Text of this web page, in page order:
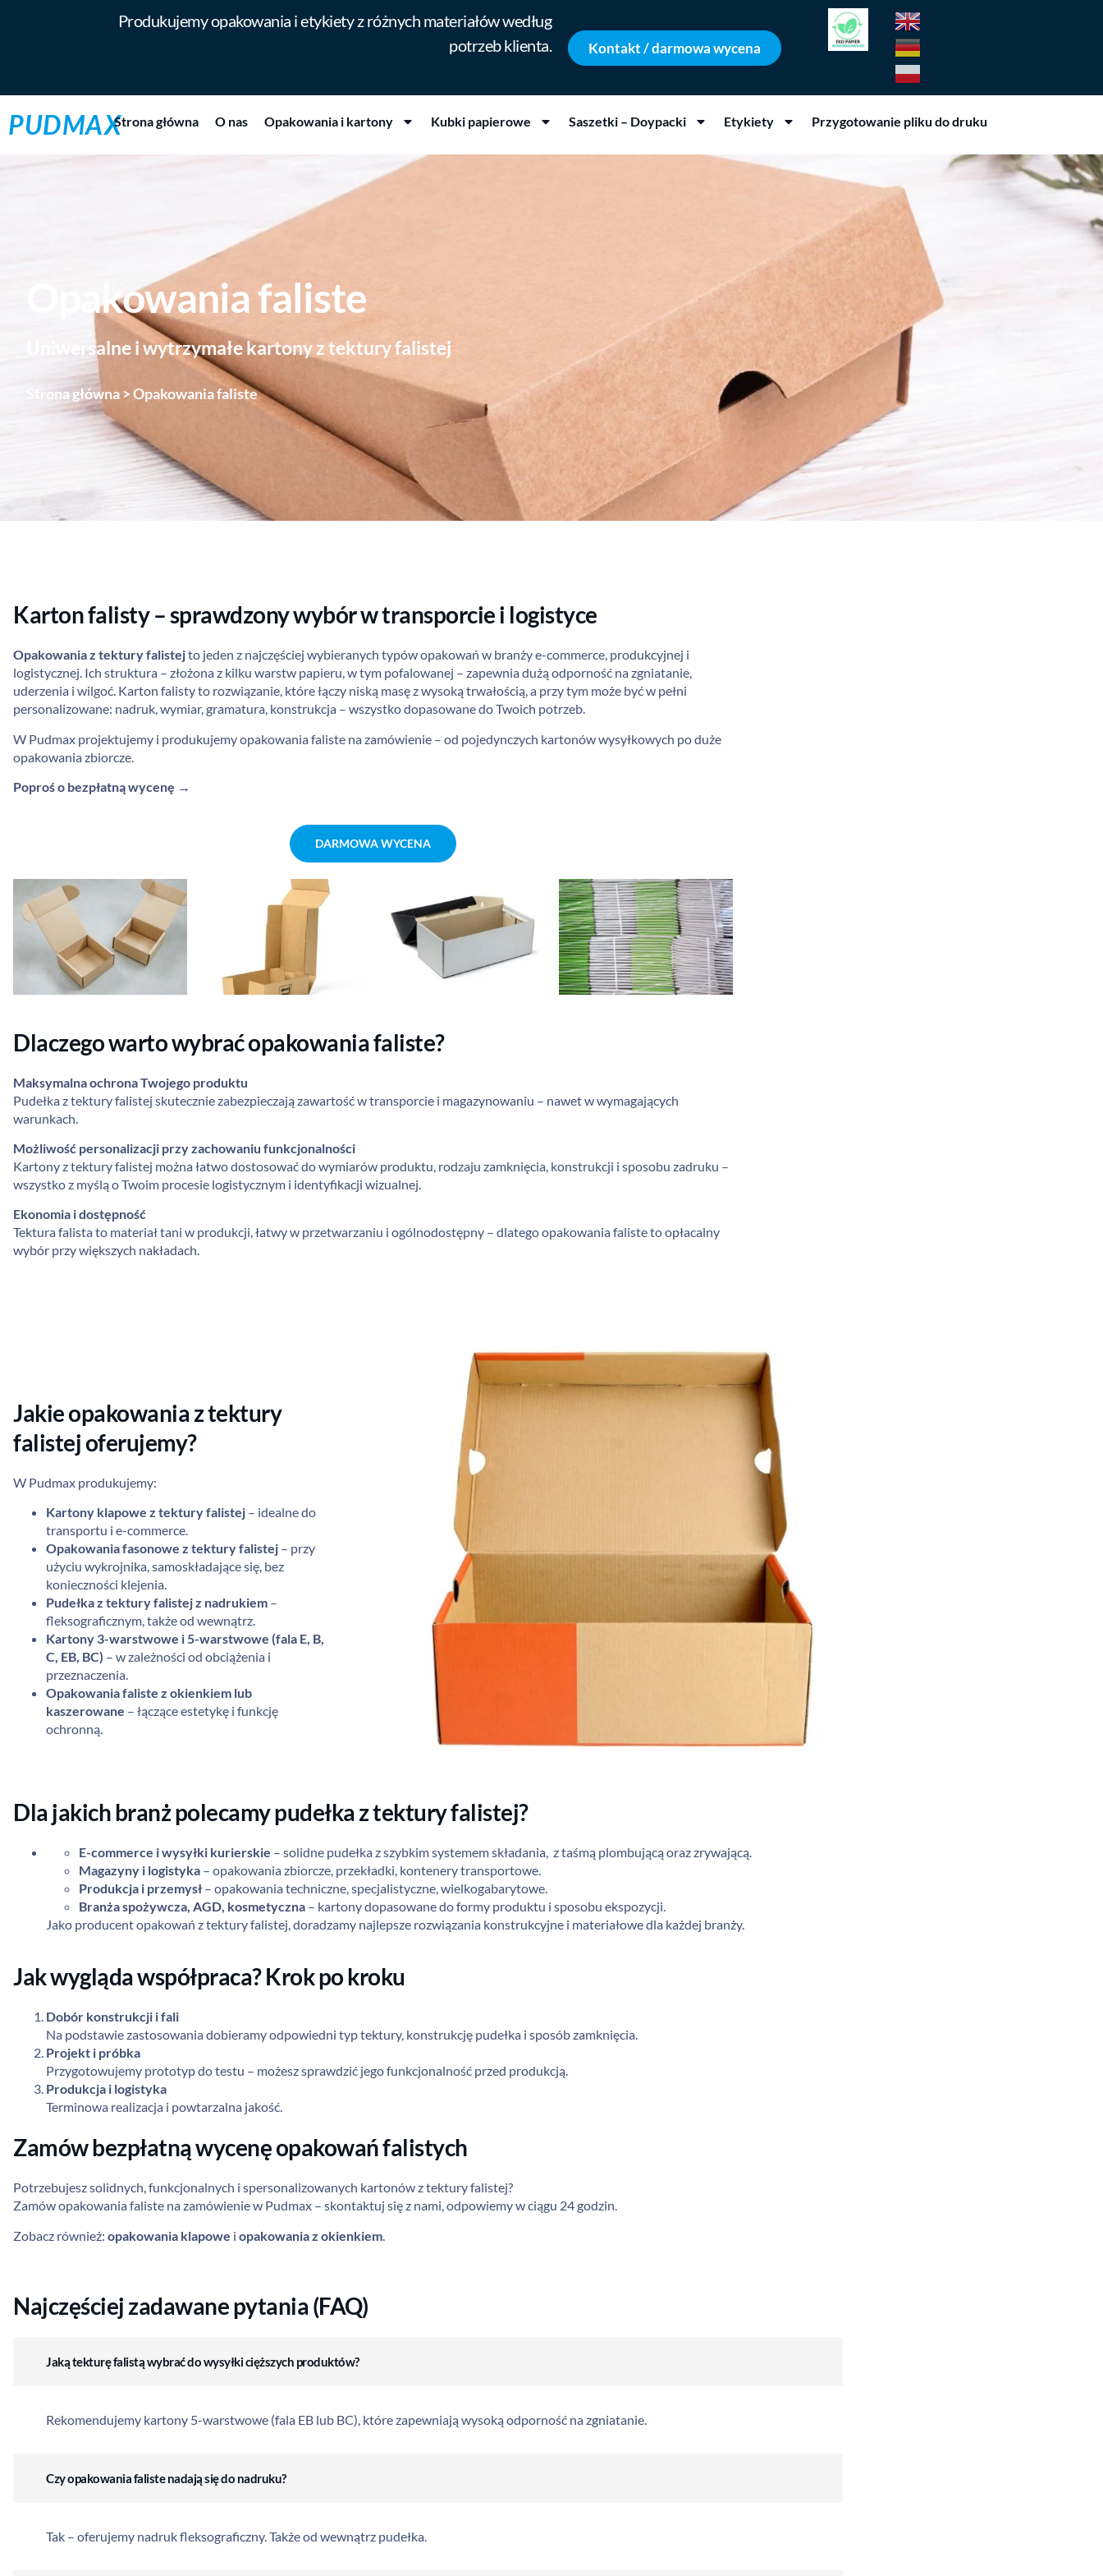
Produkujemy opakowania i etykiety z różnych materiałów według
potrzeb klienta.
Kontakt / darmowa wycena
PUDMAXStrona główna O nas Opakowania i kartony Kubki papierowe Saszetki – Doypacki Etykiety Przygotowanie pliku do druku
Opakowania faliste
Uniwersalne i wytrzymałe kartony z tektury falistej
Strona główna >Opakowania faliste
Karton falisty – sprawdzony wybór w transporcie i logistyce
Opakowania z tektury falistejto jeden z najczęściej wybieranych typów opakowań w branży e-commerce, produkcyjnej i
logistycznej. Ich struktura – złożona z kilku warstw papieru, w tym pofalowanej – zapewnia dużą odporność na zgniatanie,
uderzenia i wilgoć. Karton falisty to rozwiązanie, które łączy niską masę z wysoką trwałością, a przy tym może być w pełni
personalizowane: nadruk, wymiar, gramatura, konstrukcja – wszystko dopasowane do Twoich potrzeb.
W Pudmax projektujemy i produkujemy opakowania faliste na zamówienie – od pojedynczych kartonów wysyłkowych po duże
opakowania zbiorcze.
Poproś o bezpłatną wycenę →
DARMOWA WYCENA
Dlaczego warto wybrać opakowania faliste?
Maksymalna ochrona Twojego produktu
Pudełka z tektury falistej skutecznie zabezpieczają zawartość w transporcie i magazynowaniu – nawet w wymagających
warunkach.
Możliwość personalizacji przy zachowaniu funkcjonalności
Kartony z tektury falistej można łatwo dostosować do wymiarów produktu, rodzaju zamknięcia, konstrukcji i sposobu zadruku –
wszystko z myślą o Twoim procesie logistycznym i identyfikacji wizualnej.
Ekonomia i dostępność
Tektura falista to materiał tani w produkcji, łatwy w przetwarzaniu i ogólnodostępny – dlatego opakowania faliste to opłacalny
wybór przy większych nakładach.
Jakie opakowania z tektury
falistej oferujemy?
W Pudmax produkujemy:
Kartony klapowe z tektury falistej – idealne do
transportu i e-commerce.
Opakowania fasonowe z tektury falistej – przy
użyciu wykrojnika, samoskładające się, bez
konieczności klejenia.
Pudełka z tektury falistej z nadrukiem –
fleksograficznym, także od wewnątrz.
Kartony 3-warstwowe i 5-warstwowe (fala E, B,
C, EB, BC) – w zależności od obciążenia i
przeznaczenia.
Opakowania faliste z okienkiem lub
kaszerowane – łączące estetykę i funkcję
ochronną.
Dla jakich branż polecamy pudełka z tektury falistej?
E-commerce i wysyłki kurierskie – solidne pudełka z szybkim systemem składania, z taśmą plombującą oraz zrywającą.
Magazyny i logistyka – opakowania zbiorcze, przekładki, kontenery transportowe.
Produkcja i przemysł – opakowania techniczne, specjalistyczne, wielkogabarytowe.
Branża spożywcza, AGD, kosmetyczna – kartony dopasowane do formy produktu i sposobu ekspozycji.
Jako producent opakowań z tektury falistej, doradzamy najlepsze rozwiązania konstrukcyjne i materiałowe dla każdej branży.
Jak wygląda współpraca? Krok po kroku
Dobór konstrukcji i fali
Na podstawie zastosowania dobieramy odpowiedni typ tektury, konstrukcję pudełka i sposób zamknięcia.
Projekt i próbka
Przygotowujemy prototyp do testu – możesz sprawdzić jego funkcjonalność przed produkcją.
Produkcja i logistyka
Terminowa realizacja i powtarzalna jakość.
Zamów bezpłatną wycenę opakowań falistych
Potrzebujesz solidnych, funkcjonalnych i spersonalizowanych kartonów z tektury falistej?
Zamów opakowania faliste na zamówienie w Pudmax – skontaktuj się z nami, odpowiemy w ciągu 24 godzin.
Zobacz również: opakowania klapowe i opakowania z okienkiem
Najczęściej zadawane pytania (FAQ)
Jaką tekturę falistą wybrać do wysyłki cięższych produktów?
Rekomendujemy kartony 5-warstwowe (fala EB lub BC), które zapewniają wysoką odporność na zgniatanie.
Czy opakowania faliste nadają się do nadruku?
Tak – oferujemy nadruk fleksograficzny. Także od wewnątrz pudełka.